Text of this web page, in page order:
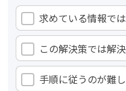
求めている情報で
この解決策では解
手順に従うのが難